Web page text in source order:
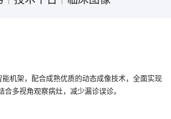
能机架，配合成熟优质的动态成像技术，全面实现
多视角观察病灶，减少漏诊误诊。